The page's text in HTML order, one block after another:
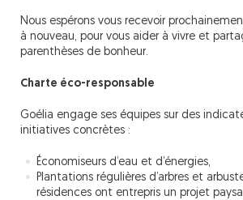
Nous espérons vous recevoir
à nouveau, pour vous aider à vivre et
parenthèses de bonheur.
Charte éco-responsable
Goélia engage ses équipes sur des
initiatives concrètes :
Économiseurs d’eau et d’énergies,
Plantations régulières d’arbres et
résidences ont entrepris un projet